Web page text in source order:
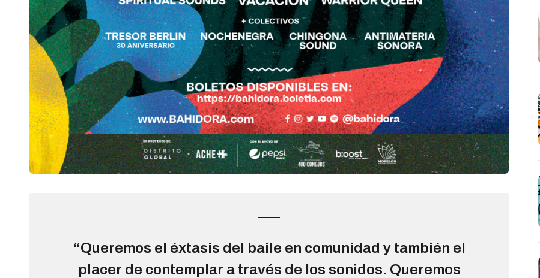
“Queremos el éxtasis del baile en comunidad y también el
placer de contemplar a través de los sonidos. Queremos